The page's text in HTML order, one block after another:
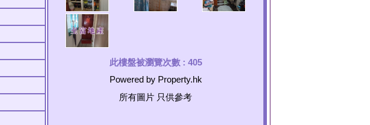
此樓盤被瀏覽次數 : 405
Powered by Property.hk
所有圖片 只供參考